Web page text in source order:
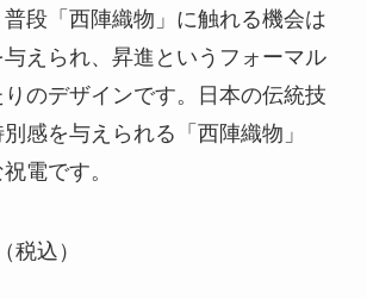
段「西陣織物」に触れる機会は
えられ、昇進というフォーマル
のデザインです。日本の伝統技
感を与えられる「西陣織物」
電です。
税込）